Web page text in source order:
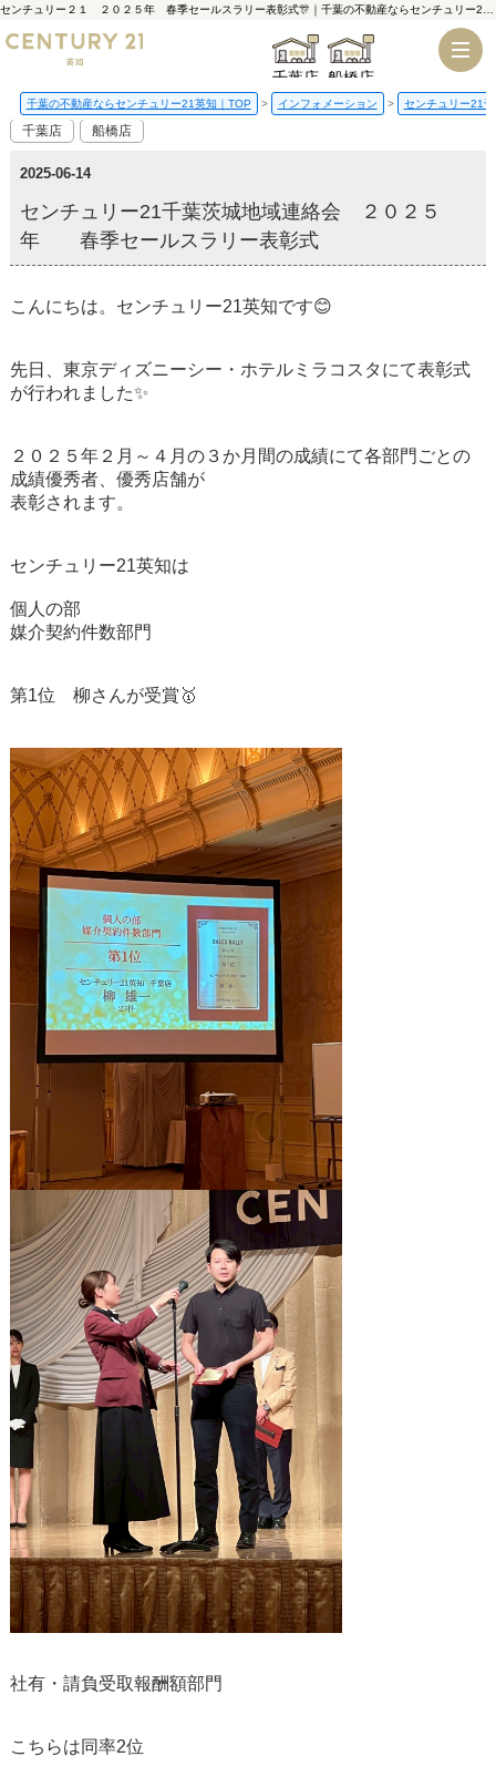
千葉店 船橋店
千葉の不動産ならセンチュリー21英知｜TOP インフォメーション センチュリー21
千葉店 船橋店
2025-06-14
センチュリー21千葉茨城地域連絡会 ２０２５
年 春季セールスラリー表彰式
こんにちは。センチュリー21英知です😊
先日、東京ディズニーシー・ホテルミラコスタにて表彰式
が行われました✨
２０２５年２月～４月の３か月間の成績にて各部門ごとの
成績優秀者、優秀店舗が
表彰されます。
センチュリー21英知は
個人の部
媒介契約件数部門
第1位 柳さんが受賞🥇
社有・請負受取報酬額部門
こちらは同率2位